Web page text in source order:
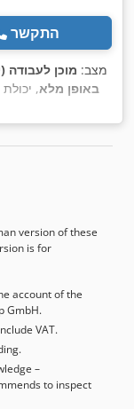
התקשר
מצב: מוכן לעבודה
באופן מלא,
version of these
is for
account of the
GmbH.
VAT.
–
to inspect